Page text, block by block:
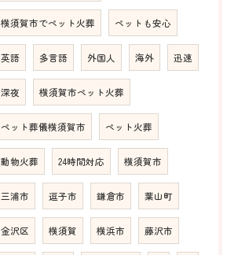
横須賀市でペット火葬 ペットも安心
英語 多言語 外国人 海外 迅速
深夜 横須賀市ペット火葬
ペット葬儀横須賀市 ペット火葬
動物火葬 24時間対応 横須賀市
三浦市 逗子市 鎌倉市 葉山町
金沢区 横須賀 横浜市 藤沢市